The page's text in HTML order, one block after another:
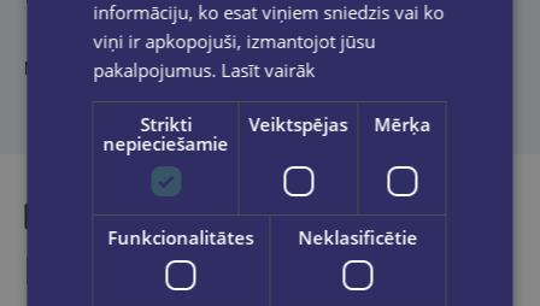
Māksliniece: Liene Vilmane
Līdzīgas preces
informāciju, ko esat viņiem sniedzis vai ko
viņi ir apkopojuši, izmantojot jūsu
pakalpojumus. Lasīt vairāk
Strikti
nepieciešamie
Veiktspējas Mērķa
Funkcionalitātes Neklasificētie